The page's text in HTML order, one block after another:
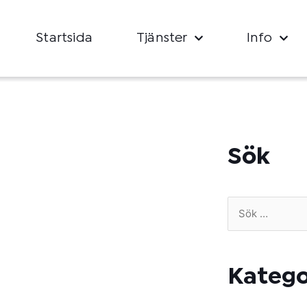
Startsida Tjänster Info
Sök
Sök